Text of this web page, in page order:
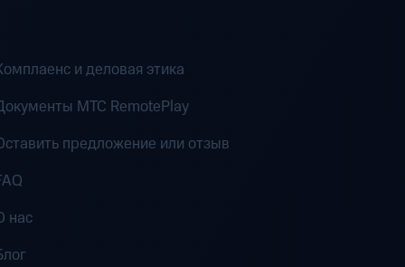
и деловая этика
MTC RemotePlay
предложение или отзыв
нас